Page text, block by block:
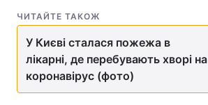
ЧИТАЙТЕ ТАКОЖ
У Києві сталася пожежа в
лікарні, де перебувають хворі на
коронавірус (фото)